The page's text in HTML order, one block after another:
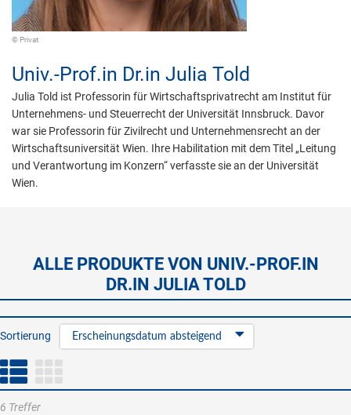
© Privat
Univ.-Prof.in Dr.in Julia Told
Julia Told ist Professorin für Wirtschaftsprivatrecht am Institut für
Unternehmens- und Steuerrecht der Universität Innsbruck. Davor
war sie Professorin für Zivilrecht und Unternehmensrecht an der
Wirtschaftsuniversität Wien. Ihre Habilitation mit dem Titel „Leitung
und Verantwortung im Konzern“ verfasste sie an der Universität
Wien.
ALLE PRODUKTE VON UNIV.-PROF.IN
DR.IN JULIA TOLD
Sortierung Erscheinungsdatum absteigend
6 Treffer